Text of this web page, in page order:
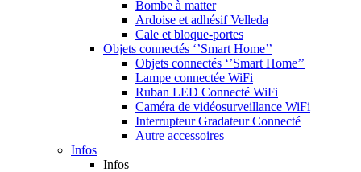
Bombe à matter
Ardoise et adhésif Velleda
Cale et bloque-portes
Objets connectés ‘’Smart Home’’
Objets connectés ‘’Smart Home’’
Lampe connectée WiFi
Ruban LED Connecté WiFi
Caméra de vidéosurveillance WiFi
Interrupteur Gradateur Connecté
Autre accessoires
Infos
Infos